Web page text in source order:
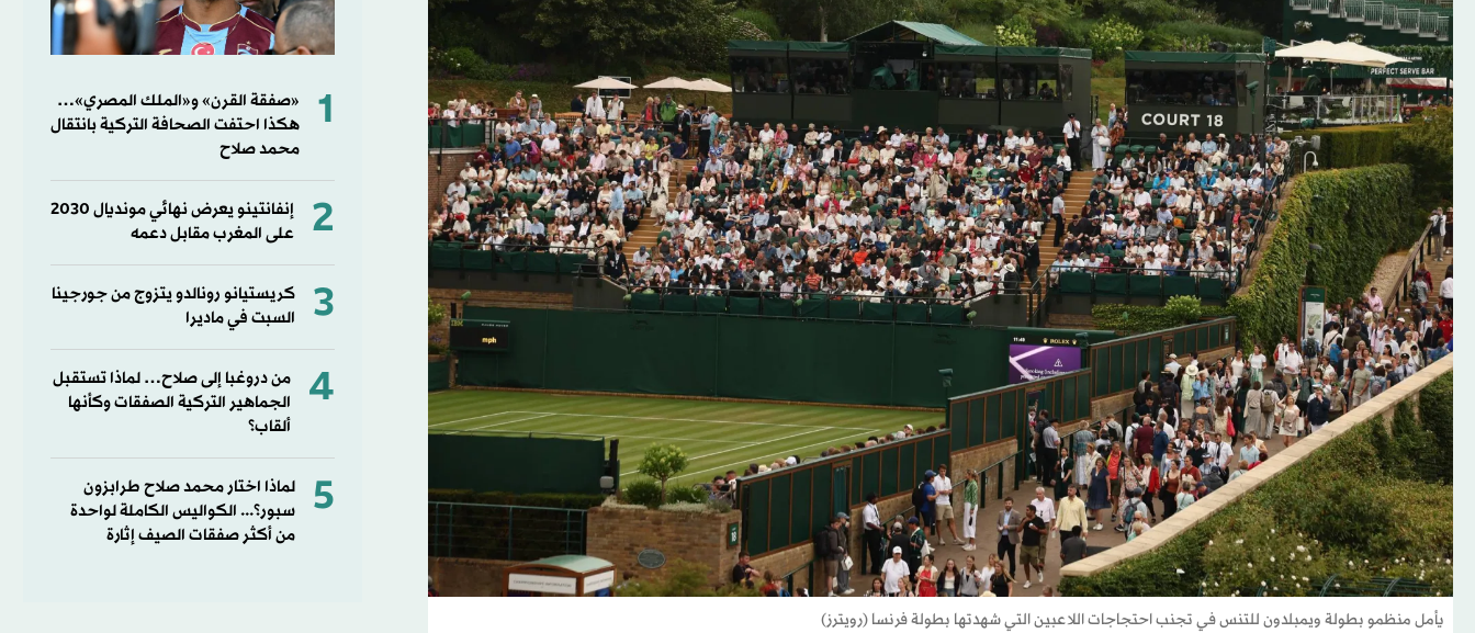
يأمل منظمو بطولة ويمبلدون للتنس في تجنب احتجاجات اللاعبين التي شهدتها بطولة فرنسا (رويترز)
1
«صفقة القرن» و«الملك المصري»…
هكذا احتفت الصحافة التركية بانتقال
محمد صلاح
2
إنفانتينو يعرض نهائي مونديال 2030
على المغرب مقابل دعمه
3
كريستيانو رونالدو يتزوج من جورجينا
السبت في ماديرا
4
من دروغبا إلى صلاح… لماذا تستقبل
الجماهير التركية الصفقات وكأنها
ألقاب؟
5
لماذا اختار محمد صلاح طرابزون
سبور؟... الكواليس الكاملة لواحدة
من أكثر صفقات الصيف إثارة